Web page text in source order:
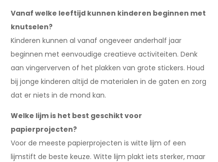
Vanaf welke leeftijd kunnen kinderen beginnen met
knutselen?
Kinderen kunnen al vanaf ongeveer anderhalf jaar
beginnen met eenvoudige creatieve activiteiten. Denk
aan vingerverven of het plakken van grote stickers. Houd
bij jonge kinderen altijd de materialen in de gaten en zorg
dat er niets in de mond kan.
Welke lijm is het best geschikt voor
papierprojecten?
Voor de meeste papierprojecten is witte lijm of een
lijmstift de beste keuze. Witte lijm plakt iets sterker, maar